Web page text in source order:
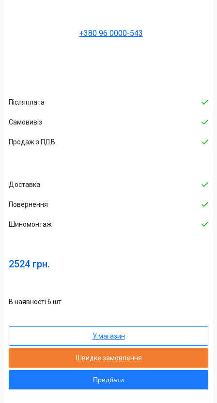
+380 96 0000-543
Післяплата
Самовивіз
Продаж з ПДВ
Доставка
Повернення
Шиномонтаж
2524 грн.
В наявності 6 шт
У магазин
Швидке замовлення
Придбати